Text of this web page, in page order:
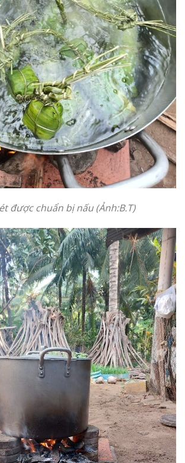
được chuẩn bị nấu (Ảnh:B.T)